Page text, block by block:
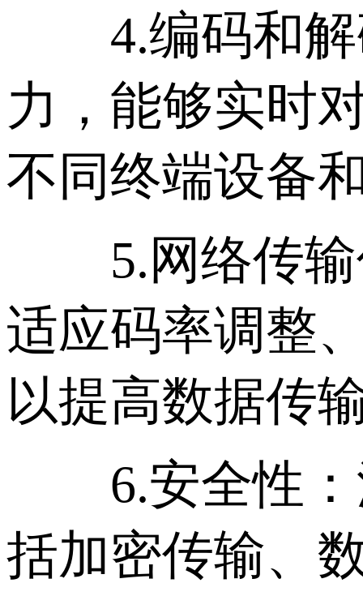
4.编码和解
力，能够实时
不同终端设备
5.网络传输
适应码率调整
以提高数据传
6.安全性：
括加密传输、